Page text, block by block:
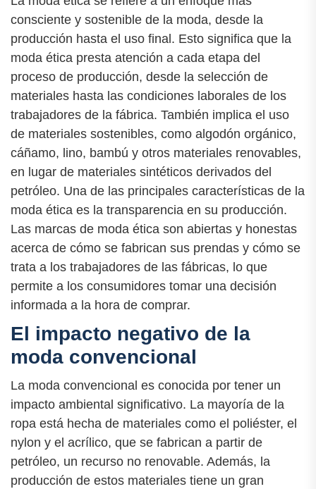
consciente y sostenible de la moda, desde la
producción hasta el uso final. Esto significa que la
moda ética presta atención a cada etapa del
proceso de producción, desde la selección de
materiales hasta las condiciones laborales de los
trabajadores de la fábrica. También implica el uso
de materiales sostenibles, como algodón orgánico,
cáñamo, lino, bambú y otros materiales renovables,
en lugar de materiales sintéticos derivados del
petróleo. Una de las principales características de la
moda ética es la transparencia en su producción.
Las marcas de moda ética son abiertas y honestas
acerca de cómo se fabrican sus prendas y cómo se
trata a los trabajadores de las fábricas, lo que
permite a los consumidores tomar una decisión
informada a la hora de comprar.
El impacto negativo de la
moda convencional
La moda convencional es conocida por tener un
impacto ambiental significativo. La mayoría de la
ropa está hecha de materiales como el poliéster, el
nylon y el acrílico, que se fabrican a partir de
petróleo, un recurso no renovable. Además, la
producción de estos materiales tiene un gran